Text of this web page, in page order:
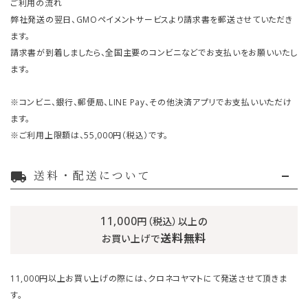
ご利用の流れ
弊社発送の翌日、GMOペイメントサービスより請求書を郵送させていただき
ます。
請求書が到着しましたら、全国主要のコンビニなどでお支払いをお願いいたし
ます。
※コンビニ、銀行、郵便局、LINE Pay、その他決済アプリでお支払いいただけ
ます。
※ご利用上限額は、55,000円（税込）です。
local_shipping 送料・配送について
11,000円（税込）以上の
お買い上げで送料無料
11,000円以上お買い上げの際には、クロネコヤマトにて発送させて頂きま
す。